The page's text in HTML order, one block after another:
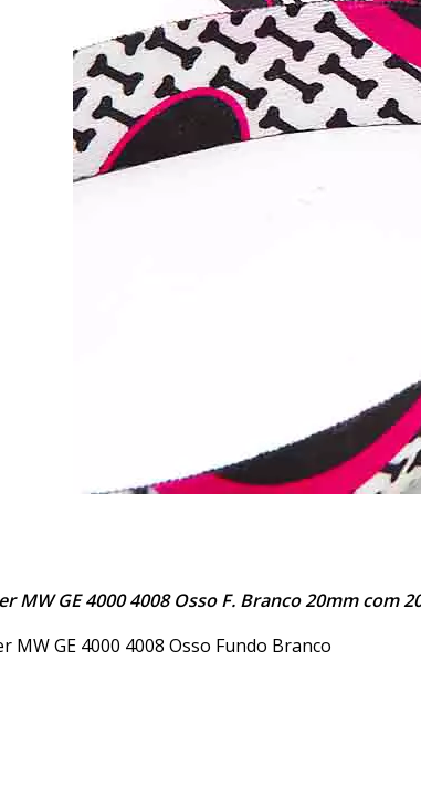
MW GE 4000 4008 Osso F. Branco 20mm com
MW GE 4000 4008 Osso Fundo Branco